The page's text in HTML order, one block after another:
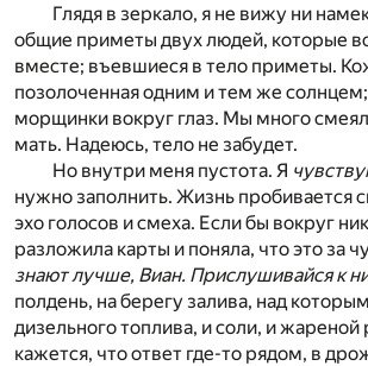
Глядя в зеркало, я не вижу ни
общие приметы двух людей, которые
вместе; въевшиеся в тело приметы.
позолоченная одним и тем же
морщинки вокруг глаз. Мы много
мать. Надеюсь, тело не забудет.
Но внутри меня пустота. Я
нужно заполнить. Жизнь пробивается
эхо голосов и смеха. Если бы вокруг
разложила карты и поняла, что это за
знают лучше, Виан. Прислушивайся к
полдень, на берегу залива, над
дизельного топлива, и соли, и
кажется, что ответ где-то рядом, в